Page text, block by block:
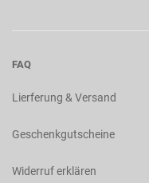
FAQ
Lierferung & Versand
Geschenkgutscheine
Widerruf erklären